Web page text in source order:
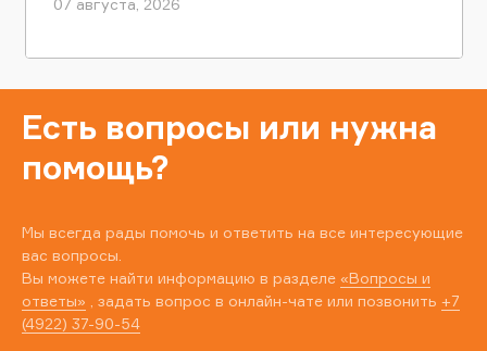
Есть вопросы или нужна
помощь?
Мы всегда рады помочь и ответить на все интересующие
вас вопросы.
Вы можете найти информацию в разделе «Вопросы и
ответы» , задать вопрос в онлайн-чате или позвонить +7
(4922) 37-90-54